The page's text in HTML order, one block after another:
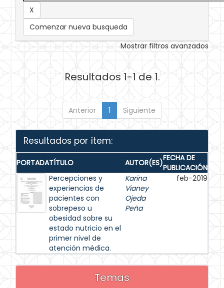
Comenzar nueva busqueda
Mostrar filtros avanzados
Resultados 1-1 de 1.
Anterior 1 Siguiente
Resultados por ítem:
PORTADATÍTULO AUTOR(ES)FECHA DE
PUBLICACIÓN
Percepciones y
experiencias de
pacientes con
sobrepeso u
obesidad sobre su
estado nutricio en el
primer nivel de
atención médica.
Karina
Vianey
Ojeda
Peña
feb-2019
Temas